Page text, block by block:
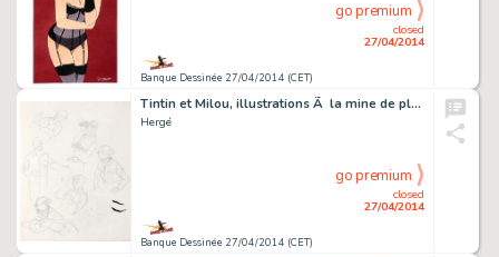
Banque Dessinée 27/04/2014 (CET)
closed
27/04/2014
go premium
Tintin et Milou, illustrations Ã la mine de plomb…
Hergé
Banque Dessinée 27/04/2014 (CET)
closed
27/04/2014
go premium